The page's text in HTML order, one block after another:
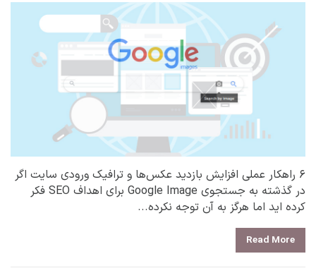
۶ راهکار عملی افزایش بازدید عکس‌ها و ترافیک ورودی سایت اگر
در گذشته به جستجوی Google Image برای اهداف SEO فکر
کرده اید اما هرگز به آن توجه نکرده...
Read More